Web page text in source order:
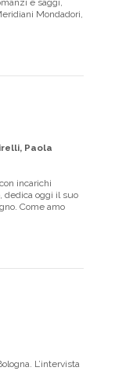
e saggi,
Mondadori,
Paola
incarichi
dedica oggi il suo
Come amo
L’intervista